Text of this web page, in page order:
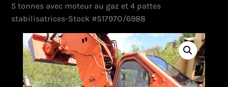
5 tonnes avec moteur au gaz et 4 pattes
stabilisatrices-Stock #S1797O/6988